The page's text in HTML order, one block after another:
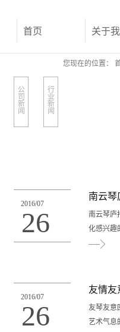
首页 关于
您现在的位置：
公
司
新
闻
行
业
新
闻
2016/07
26
南云琴
南云琴庐
化感兴趣
名情况约
2016/07
26
友情友
友琴友意
艺术气息